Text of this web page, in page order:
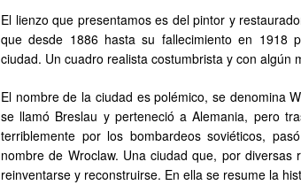
El lienzo que presentamos es del pintor y
que desde 1886 hasta su fallecimiento en 1918
ciudad. Un cuadro realista costumbrista y con algún
El nombre de la ciudad es polémico, se denomina
se llamó Breslau y perteneció a Alemania, pero
terriblemente por los bombardeos soviéticos,
nombre de Wroclaw. Una ciudad que, por
reinventarse y reconstruirse. En ella se resume la